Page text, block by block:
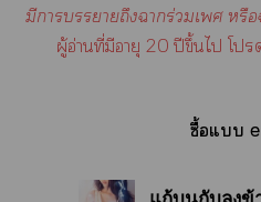
มีาาถึงาร่วมเ หรื
ผู้อ่านที่มีอายุ 20 ปีขึ้นไ โ
ซื้อแ